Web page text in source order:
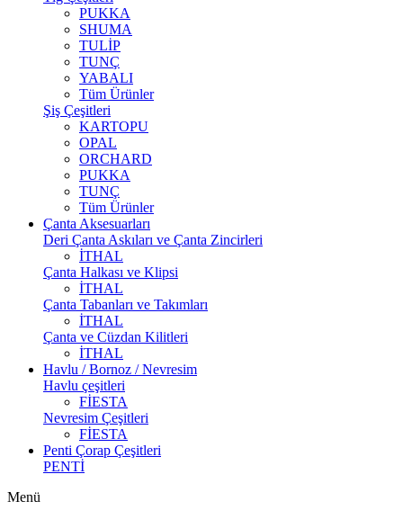
PUKKA
SHUMA
TULİP
TUNÇ
YABALI
Tüm Ürünler
Şiş Çeşitleri
KARTOPU
OPAL
ORCHARD
PUKKA
TUNÇ
Tüm Ürünler
Çanta Aksesuarları
Deri Çanta Askıları ve Çanta Zincirleri
İTHAL
Çanta Halkası ve Klipsi
İTHAL
Çanta Tabanları ve Takımları
İTHAL
Çanta ve Cüzdan Kilitleri
İTHAL
Havlu / Bornoz / Nevresim
Havlu çeşitleri
FİESTA
Nevresim Çeşitleri
FİESTA
Penti Çorap Çeşitleri
PENTİ
Menü